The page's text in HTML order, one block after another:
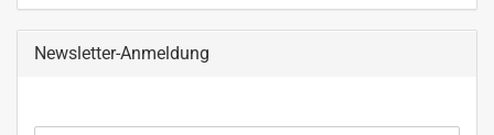
Newsletter-Anmeldung